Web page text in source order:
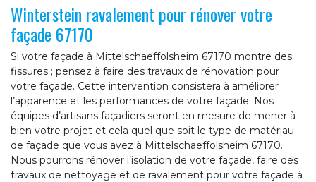
Winterstein ravalement pour rénover votre
façade 67170
Si votre façade à Mittelschaeffolsheim 67170 montre des
fissures ; pensez à faire des travaux de rénovation pour
votre façade. Cette intervention consistera à améliorer
l’apparence et les performances de votre façade. Nos
équipes d’artisans façadiers seront en mesure de mener à
bien votre projet et cela quel que soit le type de matériau
de façade que vous avez à Mittelschaeffolsheim 67170.
Nous pourrons rénover l’isolation de votre façade, faire des
travaux de nettoyage et de ravalement pour votre façade à